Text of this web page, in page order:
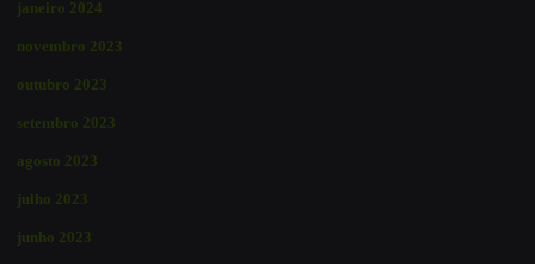
janeiro 2024
novembro 2023
outubro 2023
setembro 2023
agosto 2023
julho 2023
junho 2023